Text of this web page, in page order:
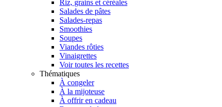
Riz, grains et céréales
Salades de pâtes
Salades-repas
Smoothies
Soupes
Viandes rôties
Vinaigrettes
Voir toutes les recettes
Thématiques
À congeler
À la mijoteuse
À offrir en cadeau